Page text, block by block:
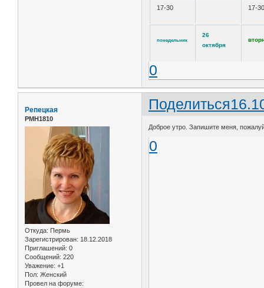
17-30 17-
понедельник
26
октября
0
Поделиться
Репецкая
РМН1810
Откуда: Пермь
Зарегистрирован: 18.12.2018
Приглашений: 0
Сообщений: 220
Уважение: +1
Пол: Женский
Провел на форуме:
Доброе утро. Запишите меня,
0